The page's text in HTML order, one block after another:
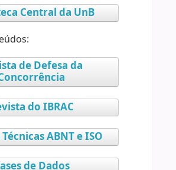
Central da UnB
de Defesa da
do IBRAC
ABNT e ISO
de Dados